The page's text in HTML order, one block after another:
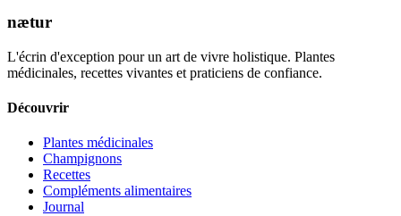
nætur
L'écrin d'exception pour un art de vivre holistique. Plantes
médicinales, recettes vivantes et praticiens de confiance.
Découvrir
Plantes médicinales
Champignons
Recettes
Compléments alimentaires
Journal